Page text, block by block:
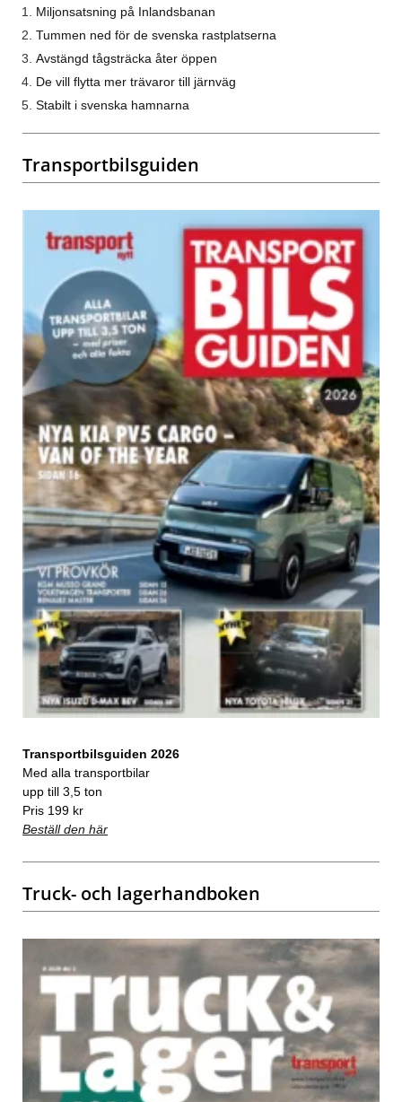
Miljonsatsning på Inlandsbanan
Tummen ned för de svenska rastplatserna
Avstängd tågsträcka åter öppen
De vill flytta mer trävaror till järnväg
Stabilt i svenska hamnarna
Transportbilsguiden
Transportbilsguiden 2026
Med alla transportbilar
upp till 3,5 ton
Pris 199 kr
Beställ den här
Truck- och lagerhandboken